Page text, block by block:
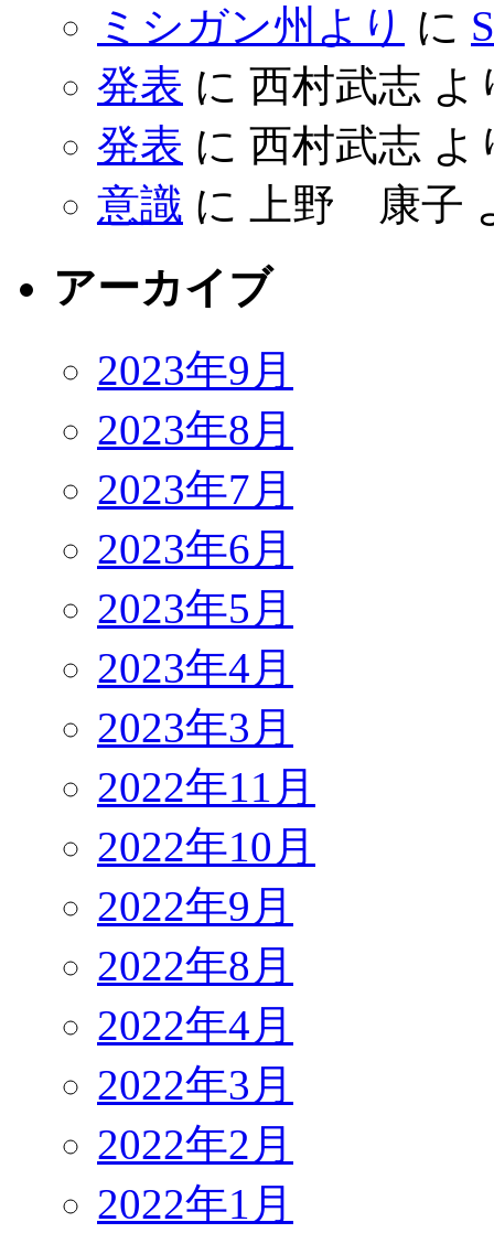
ミシガン州より に
発表 に 西村武志 よ
発表 に 西村武志 よ
意識 に 上野 康子
アーカイブ
2023年9月
2023年8月
2023年7月
2023年6月
2023年5月
2023年4月
2023年3月
2022年11月
2022年10月
2022年9月
2022年8月
2022年4月
2022年3月
2022年2月
2022年1月